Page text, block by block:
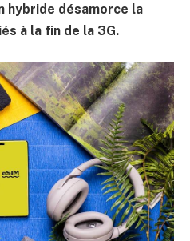
hybride désamorce la
à la fin de la 3G.